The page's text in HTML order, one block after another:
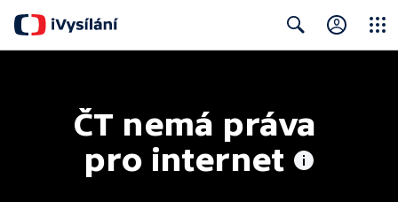
ČT nemá práva
pro internet